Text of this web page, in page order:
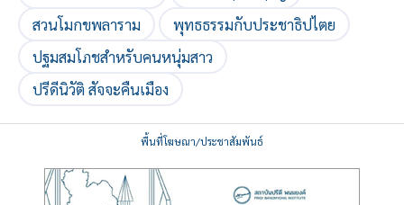
สวนโมกขพลาราม
พุทธธรรมกับประชาธิปไตย
ปฐมสมโภชสำหรับคนหนุ่มสาว
ปรีดีนิวัติ สัจจะคืนเมือง
พื้นที่โฆษณา/ประชาสัมพันธ์